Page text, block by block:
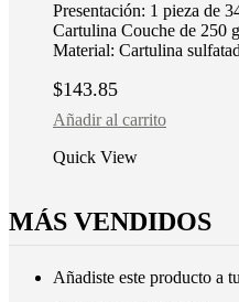
Presentación: 1 pieza de
Cartulina Couche de 250
Material: Cartulina
$143.85
Añadir al carrito
Quick View
MÁS VENDIDOS
Añadiste este producto a